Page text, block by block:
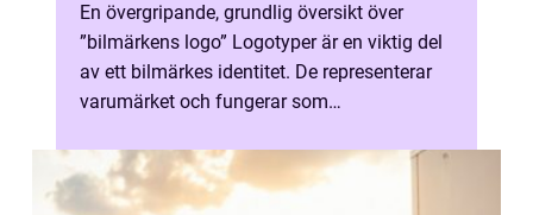
En övergripande, grundlig översikt över
”bilmärkens logo” Logotyper är en viktig del
av ett bilmärkes identitet. De representerar
varumärket och fungerar som